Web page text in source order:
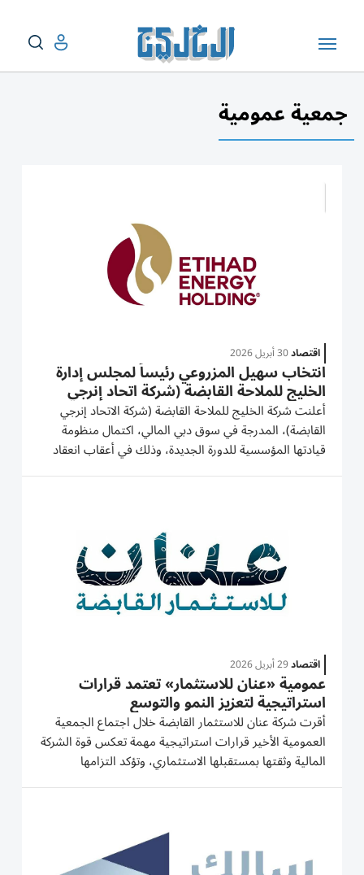
جمعية عمومية
اقتصاد30 أبريل 2026
انتخاب سهيل المزروعي رئيساً لمجلس إدارة
الخليج للملاحة القابضة (شركة اتحاد إنرجي
القابضة)
أعلنت شركة الخليج للملاحة القابضة (شركة الاتحاد إنرجي
القابضة)، المدرجة في سوق دبي المالي، اكتمال منظومة
قيادتها المؤسسية للدورة الجديدة، وذلك في أعقاب انعقاد
اجتماع الجمعية العمومية السنوية يوم الجمعة الموافق 24
اقتصاد29 أبريل 2026
عمومية «عنان للاستثمار» تعتمد قرارات
استراتيجية لتعزيز النمو والتوسع
أقرت شركة عنان للاستثمار القابضة خلال اجتماع الجمعية
العمومية الأخير قرارات استراتيجية مهمة تعكس قوة الشركة
المالية وثقتها بمستقبلها الاستثماري، وتؤكد التزامها
بمواصلة النمو والتوسع وتعزيز مكانتها كإحدى أبرز الشركات